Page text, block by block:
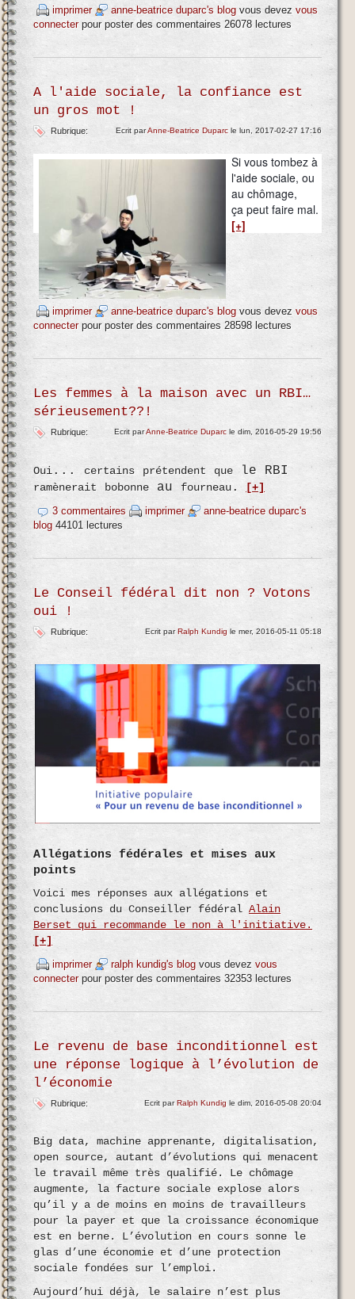
imprimer anne-beatrice duparc's blog vous devezvous
connecterpour poster des commentaires 26078 lectures
A l'aide sociale, la confiance est
un gros mot !
Ecrit parAnne-Beatrice Duparcle lun, 2017-02-27 17:16
Rubrique:
Si vous tombez à
l'aide sociale, ou
au chômage,
ça peut faire mal.
[+]
imprimer anne-beatrice duparc's blog vous devezvous
connecterpour poster des commentaires 28598 lectures
Les femmes à la maison avec un RBI…
sérieusement??!
Ecrit parAnne-Beatrice Duparcle dim, 2016-05-29 19:56
Rubrique:
Oui ... certains prétendent que le RBI
ramènerait bobonne au fourneau .
[+]
3 commentaires
imprimer
anne-beatrice duparc's
blog 44101 lectures
Le Conseil fédéral dit non ? Votons
oui !
Ecrit parRalph Kundig le mer, 2016-05-11 05:18
Rubrique:
Allégations fédérales et mises aux
points
Voici mes réponses aux allégations et
conclusions du Conseiller fédéralAlain
Berset qui recommande le non à l'initiative.
[+]
imprimer
ralph kundig's blog vous devezvous
connecterpour poster des commentaires 32353 lectures
Le revenu de base inconditionnel est
une réponse logique à l’évolution de
l’économie
Ecrit parRalph Kundig le dim, 2016-05-08 20:04
Rubrique:
Big data, machine apprenante, digitalisation,
open source, autant d’évolutions qui menacent
le travail même très qualifié. Le chômage
augmente, la facture sociale explose alors
qu’il y a de moins en moins de travailleurs
pour la payer et que la croissance économique
est en berne. L’évolution en cours sonne le
glas d’une économie et d’une protection
sociale fondées sur l’emploi.
Aujourd’hui déjà, le salaire n’est plus